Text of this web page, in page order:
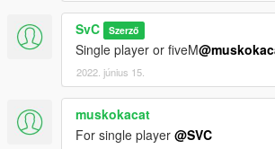
SvC Szerző
Single player or fiveM
2022. június 15.
muskokacat
For single player @SVC